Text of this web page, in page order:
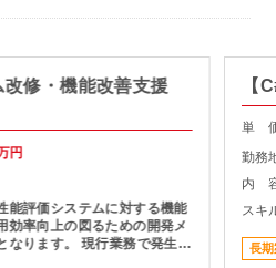
修・機能改善支援
円
能評価システムに対する機能
効率向上の図るための開発メ
。 現行業務で発生し
理し、機能追加を実現しま
【
単
勤務
内
スキ
長期